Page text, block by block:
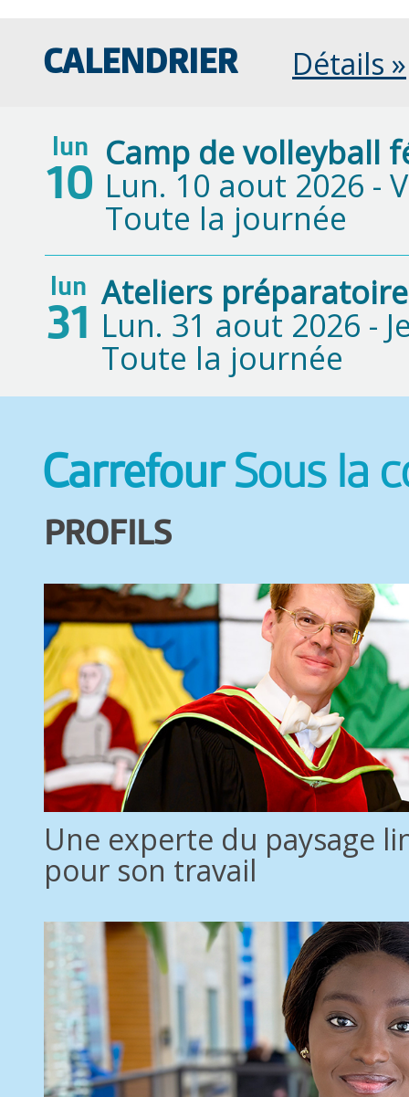
Détails »
CALENDRIER
lun
10
Camp de volleyball
Lun. 10 aout 2026 -
Toute la journée
lun
31
Ateliers
Lun. 31 aout 2026 -
Toute la journée
CarrefourSous la
PROFILS
Une experte du paysage
pour son travail